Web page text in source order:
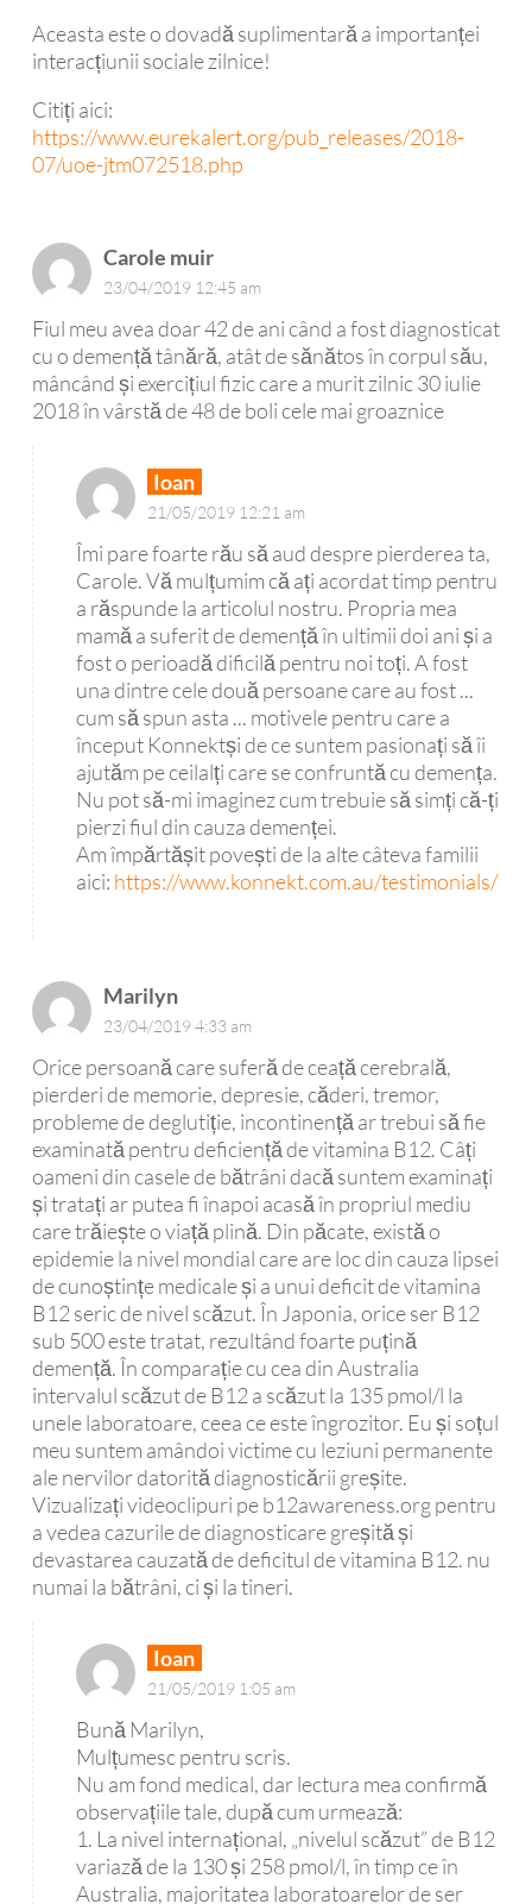
Aceasta este o dovadă suplimentară a importanței
interacțiunii sociale zilnice!
Citiți aici:
https://www.eurekalert.org/pub_releases/2018-
07/uoe-jtm072518.php
Carole muir
23/04/2019 12:45 am
Fiul meu avea doar 42 de ani când a fost diagnosticat
cu o demență tânără, atât de sănătos în corpul său,
mâncând și exercițiul fizic care a murit zilnic 30 iulie
2018 în vârstă de 48 de boli cele mai groaznice
Ioan
21/05/2019 12:21 am
Îmi pare foarte rău să aud despre pierderea ta,
Carole. Vă mulțumim că ați acordat timp pentru
a răspunde la articolul nostru. Propria mea
mamă a suferit de demență în ultimii doi ani și a
fost o perioadă dificilă pentru noi toți. A fost
una dintre cele două persoane care au fost ...
cum să spun asta ... motivele pentru care a
început Konnektși de ce suntem pasionați să îi
ajutăm pe ceilalți care se confruntă cu demența.
Nu pot să-mi imaginez cum trebuie să simți că-ți
pierzi fiul din cauza demenței.
Am împărtășit povești de la alte câteva familii
aici: https://www.konnekt.com.au/testimonials/
Marilyn
23/04/2019 4:33 am
Orice persoană care suferă de ceață cerebrală,
pierderi de memorie, depresie, căderi, tremor,
probleme de deglutiție, incontinență ar trebui să fie
examinată pentru deficiență de vitamina B12. Câți
oameni din casele de bătrâni dacă suntem examinați
și tratați ar putea fi înapoi acasă în propriul mediu
care trăiește o viață plină. Din păcate, există o
epidemie la nivel mondial care are loc din cauza lipsei
de cunoștințe medicale și a unui deficit de vitamina
B12 seric de nivel scăzut. În Japonia, orice ser B12
sub 500 este tratat, rezultând foarte puțină
demență. În comparație cu cea din Australia
intervalul scăzut de B12 a scăzut la 135 pmol/l la
unele laboratoare, ceea ce este îngrozitor. Eu și soțul
meu suntem amândoi victime cu leziuni permanente
ale nervilor datorită diagnosticării greșite.
Vizualizați videoclipuri pe b12awareness.org pentru
a vedea cazurile de diagnosticare greșită și
devastarea cauzată de deficitul de vitamina B12. nu
numai la bătrâni, ci și la tineri.
Ioan
21/05/2019 1:05 am
Bună Marilyn,
Mulțumesc pentru scris.
Nu am fond medical, dar lectura mea confirmă
observațiile tale, după cum urmează:
1. La nivel internațional, „nivelul scăzut” de B12
variază de la 130 și 258 pmol/l, în timp ce în
Australia, majoritatea laboratoarelor de ser